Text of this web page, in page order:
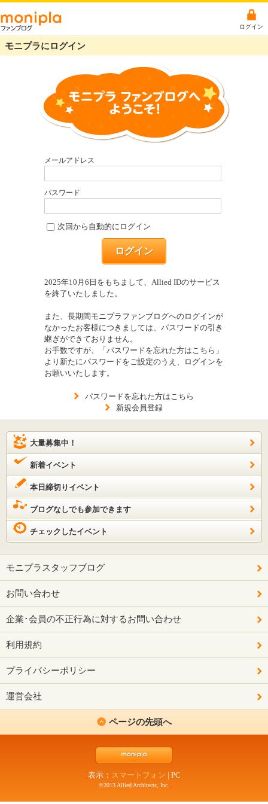
ログイン
モニプラにログイン
メールアドレス
パスワード
次回から自動的にログイン
ログイン
2025年10月6日をもちまして、Allied IDのサービス
を終了いたしました。
また、長期間モニプラファンブログへのログインが
なかったお客様につきましては、パスワードの引き
継ぎができておりません。
お手数ですが、「パスワードを忘れた方はこちら」
より新たにパスワードをご設定のうえ、ログインを
お願いいたします。
パスワードを忘れた方はこちら
新規会員登録
大量募集中！
新着イベント
本日締切りイベント
ブログなしでも参加できます
チェックしたイベント
モニプラスタッフブログ
お問い合わせ
企業･会員の不正行為に対するお問い合わせ
利用規約
プライバシーポリシー
運営会社
ページの先頭へ
表示： スマートフォン | PC
©2013 Allied Architects, Inc.